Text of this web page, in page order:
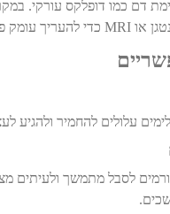
דם כמו דופלקס עורקי.
או
כדי להעריך עומק
עלולים להחמיר ולהגיע
לסבל מתמשך ולעיתים
.